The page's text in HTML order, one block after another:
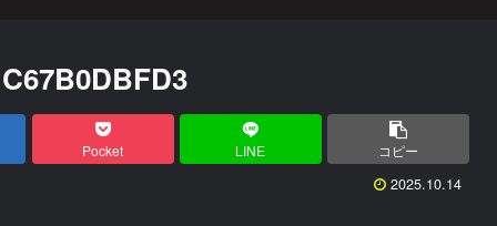
Pocket LINE コピー
2025.10.14